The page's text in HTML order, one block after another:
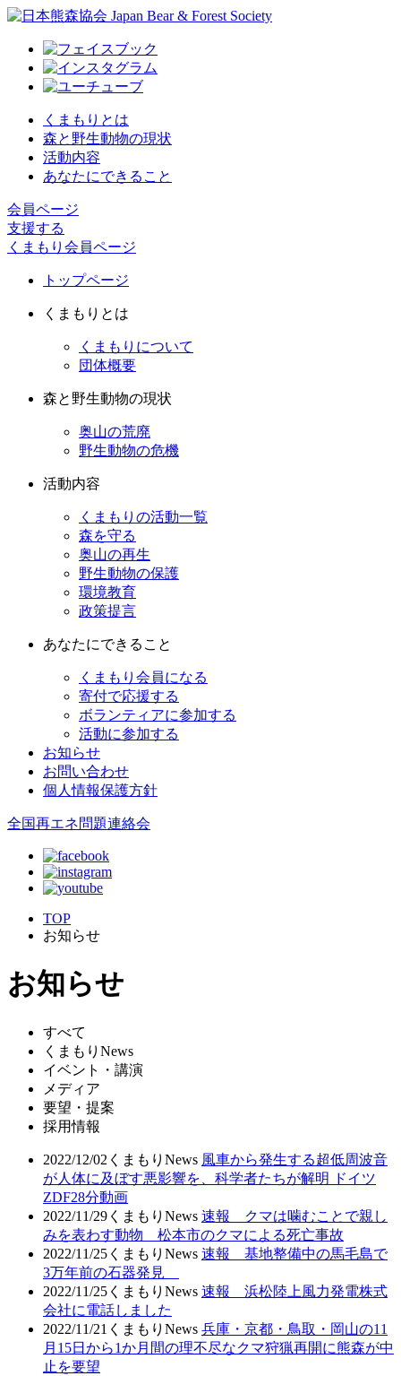
くまもりとは
森と野生動物の現状
活動内容
あなたにできること
会員ページ
支援する
くまもり会員ページ
トップページ
くまもりとは
くまもりについて
団体概要
森と野生動物の現状
奥山の荒廃
野生動物の危機
活動内容
くまもりの活動一覧
森を守る
奥山の再生
野生動物の保護
環境教育
政策提言
あなたにできること
くまもり会員になる
寄付で応援する
ボランティアに参加する
活動に参加する
お知らせ
お問い合わせ
個人情報保護方針
全国再エネ問題連絡会
TOP
お知らせ
お知らせ
すべて
くまもりNews
イベント・講演
メディア
要望・提案
採用情報
2022/12/02 くまもりNews 風車から発生する超低周波音
が人体に及ぼす悪影響を、科学者たちが解明 ドイツ
ZDF28分動画
2022/11/29 くまもりNews 速報 クマは噛むことで親し
みを表わす動物 松本市のクマによる死亡事故
2022/11/25 くまもりNews 速報 基地整備中の馬毛島で
3万年前の石器発見
2022/11/25 くまもりNews 速報 浜松陸上風力発電株式
会社に電話しました
2022/11/21 くまもりNews 兵庫・京都・鳥取・岡山の11
月15日から1か月間の理不尽なクマ狩猟再開に熊森が中
止を要望